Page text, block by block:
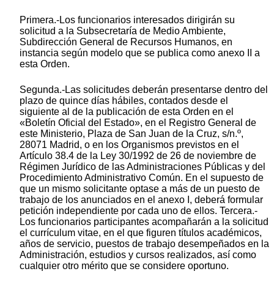
Primera.-Los funcionarios interesados dirigirán su
solicitud a la Subsecretaría de Medio Ambiente,
Subdirección General de Recursos Humanos, en
instancia según modelo que se publica como anexo II a
esta Orden.
Segunda.-Las solicitudes deberán presentarse dentro del
plazo de quince días hábiles, contados desde el
siguiente al de la publicación de esta Orden en el
«Boletín Oficial del Estado», en el Registro General de
este Ministerio, Plaza de San Juan de la Cruz, s/n.º,
28071 Madrid, o en los Organismos previstos en el
Artículo 38.4 de la Ley 30/1992 de 26 de noviembre de
Régimen Jurídico de las Administraciones Públicas y del
Procedimiento Administrativo Común. En el supuesto de
que un mismo solicitante optase a más de un puesto de
trabajo de los anunciados en el anexo I, deberá formular
petición independiente por cada uno de ellos. Tercera.-
Los funcionarios participantes acompañarán a la solicitud
el currículum vitae, en el que figuren títulos académicos,
años de servicio, puestos de trabajo desempeñados en la
Administración, estudios y cursos realizados, así como
cualquier otro mérito que se considere oportuno.